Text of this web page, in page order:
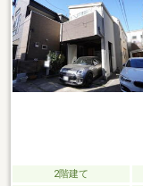
のある明るい浴室、
いた住宅街、緑豊かな
2階建て